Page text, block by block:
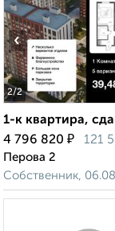
2/2
‹
1-к квартира,
4 796 820 ₽ 121
Перова 2
Собственник,